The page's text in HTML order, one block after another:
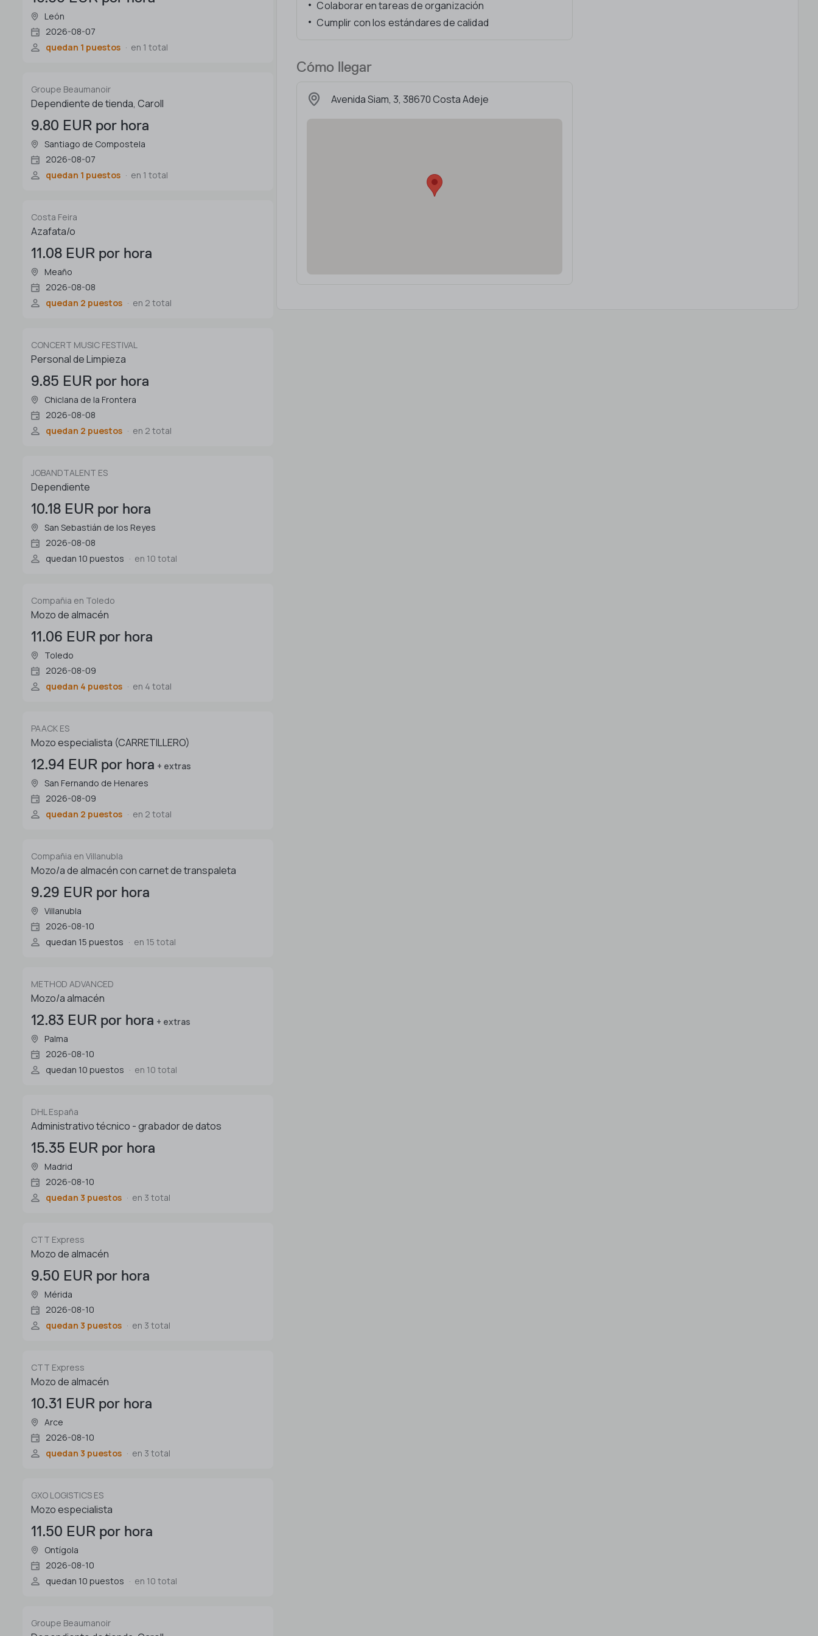
León
2026-08-07
quedan 1 puestos
en 1 total
Groupe Beaumanoir
Dependiente de tienda, Caroll
9.80 EUR por hora
Santiago de Compostela
2026-08-07
quedan 1 puestos
en 1 total
Costa Feira
Azafata/o
11.08 EUR por hora
Meaño
2026-08-08
quedan 2 puestos
en 2 total
CONCERT MUSIC FESTIVAL
Personal de Limpieza
9.85 EUR por hora
Chiclana de la Frontera
2026-08-08
quedan 2 puestos
en 2 total
JOBANDTALENT ES
Dependiente
10.18 EUR por hora
San Sebastián de los Reyes
2026-08-08
quedan 10 puestos
en 10 total
Compañia en Toledo
Mozo de almacén
11.06 EUR por hora
Toledo
2026-08-09
quedan 4 puestos
en 4 total
PAACK ES
Mozo especialista (CARRETILLERO)
12.94 EUR por hora + extras
San Fernando de Henares
2026-08-09
quedan 2 puestos
en 2 total
Compañia en Villanubla
Mozo/a de almacén con carnet de transpaleta
9.29 EUR por hora
Villanubla
2026-08-10
quedan 15 puestos
en 15 total
METHOD ADVANCED
Mozo/a almacén
12.83 EUR por hora + extras
Palma
2026-08-10
quedan 10 puestos
en 10 total
DHL España
Administrativo técnico - grabador de datos
15.35 EUR por hora
Madrid
2026-08-10
quedan 3 puestos
en 3 total
CTT Express
Mozo de almacén
9.50 EUR por hora
Mérida
2026-08-10
quedan 3 puestos
en 3 total
CTT Express
Mozo de almacén
10.31 EUR por hora
Arce
2026-08-10
quedan 3 puestos
en 3 total
GXO LOGISTICS ES
Mozo especialista
11.50 EUR por hora
Ontígola
2026-08-10
quedan 10 puestos
en 10 total
Groupe Beaumanoir
Colaborar en tareas de organización
Cumplir con los estándares de calidad
Cómo llegar
Avenida Siam, 3, 38670 Costa Adeje